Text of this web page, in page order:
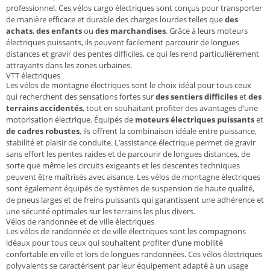
professionnel. Ces vélos cargo électriques sont conçus pour transporter
de manière efficace et durable des charges lourdes telles quedes
achats,des enfantsou des marchandises. Grâce à leurs moteurs
électriques puissants, ils peuvent facilement parcourir de longues
distances et gravir des pentes difficiles, ce qui les rend particulièrement
attrayants dans les zones urbaines.
VTT électriques
Les vélos de montagne électriques sont le choix idéal pour tous ceux
qui recherchent des sensations fortes surdes sentiers difficilesetdes
terrains accidentés, tout en souhaitant profiter des avantages d’une
motorisation électrique. Équipés de moteurs électriques puissantset
de cadres robustes, ils offrent la combinaison idéale entre puissance,
stabilité et plaisir de conduite. L’assistance électrique permet de gravir
sans effort les pentes raides et de parcourir de longues distances, de
sorte que même les circuits exigeants et les descentes techniques
peuvent être maîtrisés avec aisance. Les vélos de montagne électriques
sont également équipés de systèmes de suspension de haute qualité,
de pneus larges et de freins puissants qui garantissent une adhérence et
une sécurité optimales sur les terrains les plus divers.
Vélos de randonnée et de ville électriques
Les vélos de randonnée et de ville électriques sont les compagnons
idéaux pour tous ceux qui souhaitent profiter d’une mobilité
confortable en ville et lors de longues randonnées. Ces vélos électriques
polyvalents se caractérisent par leur équipement adapté à un usage